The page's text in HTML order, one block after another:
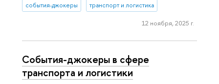
события-джокеры транспорт и логистика
12 ноября, 2025 г.
События-джокеры в сфере
транспорта и логистики